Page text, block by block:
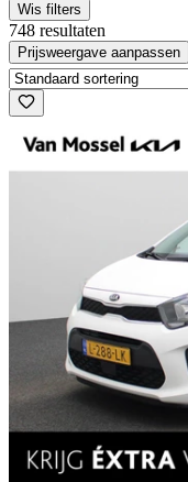
Wis filters
748 resultaten
Prijsweergave aanpassen